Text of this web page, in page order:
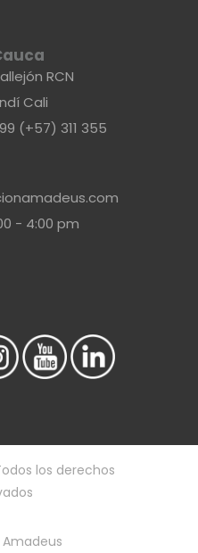
RCN
Cali
(+57) 311 355
- 4:00 pm
los derechos